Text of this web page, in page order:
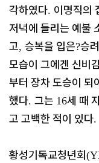
각하였다. 이명직의
저녁에 들리는 예불
고, 승복을 입은?승
모습이 그에겐 신비
부터 장차 도승이 되
했다. 그는 16세 때
고 고백한 적이 있다.
황성기독교청년회